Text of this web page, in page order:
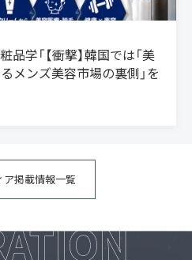
品学「【衝撃】韓国では「美
メンズ美容市場の裏側」を
ア掲載情報一覧